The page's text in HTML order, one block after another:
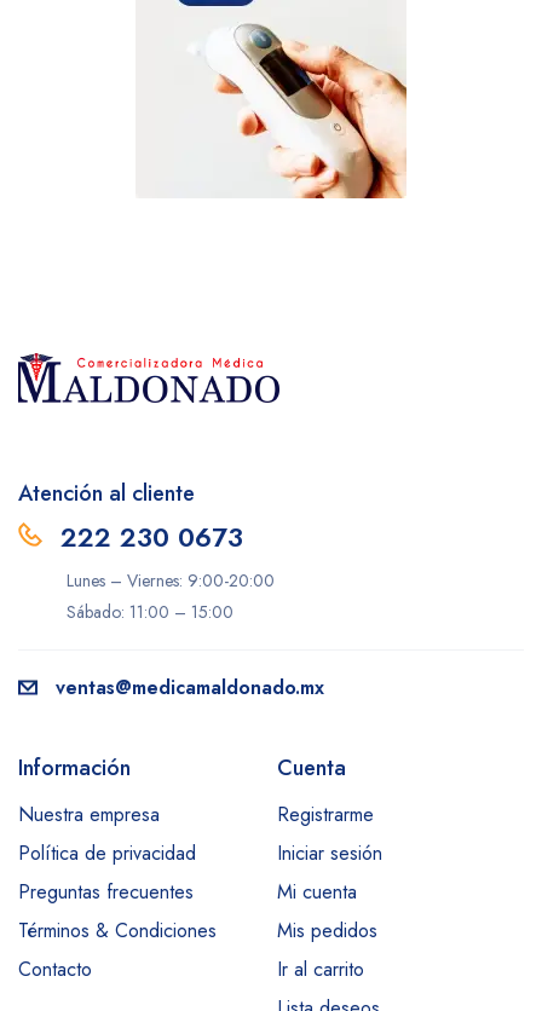
Atención al cliente
222 230 0673
Lunes – Viernes: 9:00-20:00
Sábado: 11:00 – 15:00
ventas@medicamaldonado.mx
Información
Nuestra empresa
Política de privacidad
Preguntas frecuentes
Términos & Condiciones
Contacto
Cuenta
Registrarme
Iniciar sesión
Mi cuenta
Mis pedidos
Ir al carrito